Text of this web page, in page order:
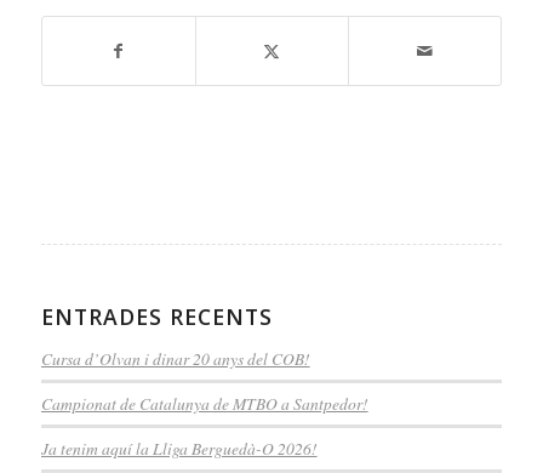
ENTRADES RECENTS
Cursa d’Olvan i dinar 20 anys del COB!
Campionat de Catalunya de MTBO a Santpedor!
Ja tenim aquí la Lliga Berguedà-O 2026!